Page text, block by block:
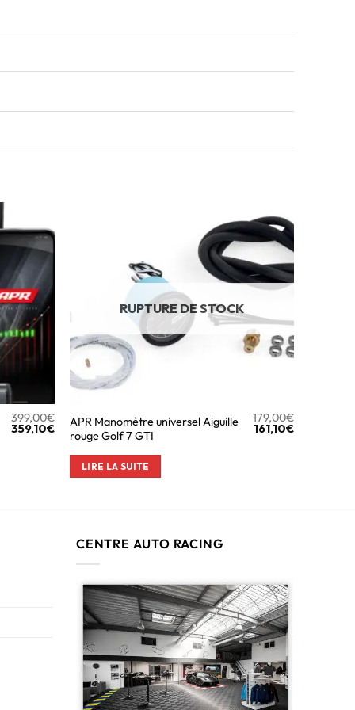
399,00€
359,10€
RUPTURE DE STOCK
APR Manomètre universel Aiguille
rouge Golf 7 GTI
179,00€
161,10€
LIRE LA SUITE
CENTRE AUTO RACING